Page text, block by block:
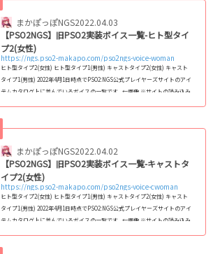
用できない場合があります。※音声が再生できない場合は、セキュリティソ
フト...
まかぽっぽNGS2022.04.03
【PSO2NGS】旧PSO2実装ボイス一覧-ヒト型タイ
プ2(女性)
https://ngs.pso2-makapo.com/pso2ngs-voice-woman
ヒト型タイプ2(女性) ヒト型タイプ1(男性) キャストタイプ2(女性) キャスト
タイプ1(男性) 2022年4月1日時点でPSO2:NGS公式プレイヤーズサイトのアイ
テムカタログ上に並んでいるボイスの一覧です｡ ←画像 ※サイトの読み込み
す。 ※サンプルボイスはPCでの試聴を推奨しており、環境によってはご利
用できない場合があります。※音声が再生できない場合は、セキュリティソ
フト...
まかぽっぽNGS2022.04.02
【PSO2NGS】旧PSO2実装ボイス一覧-キャストタ
イプ2(女性)
https://ngs.pso2-makapo.com/pso2ngs-voice-cwoman
ヒト型タイプ2(女性) ヒト型タイプ1(男性) キャストタイプ2(女性) キャスト
タイプ1(男性) 2022年4月1日時点でPSO2:NGS公式プレイヤーズサイトのアイ
テムカタログ上に並んでいるボイスの一覧です｡ ←画像 ※サイトの読み込み